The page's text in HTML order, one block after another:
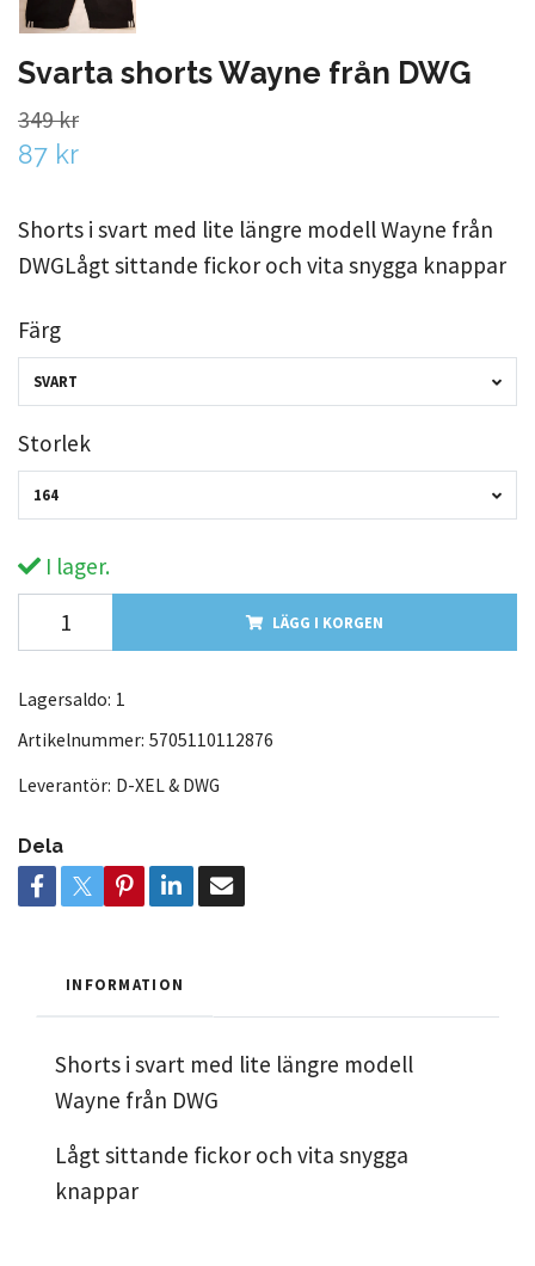
Svarta shorts Wayne från DWG
349 kr
87 kr
Shorts i svart med lite längre modell Wayne från
DWGLågt sittande fickor och vita snygga knappar
Färg
SVART
Storlek
164
I lager.
LÄGG I KORGEN
Lagersaldo: 1
Artikelnummer: 5705110112876
Leverantör: D-XEL & DWG
Dela
INFORMATION
Shorts i svart med lite längre modell
Wayne från DWG
Lågt sittande fickor och vita snygga
knappar